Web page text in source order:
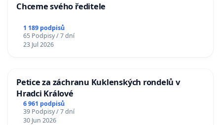
Chceme svého ředitele
1 189 podpisů
65 Podpisy / 7 dní
23 Jul 2026
Petice za záchranu Kuklenských rondelů v
Hradci Králové
6 961 podpisů
39 Podpisy / 7 dní
30 Jun 2026